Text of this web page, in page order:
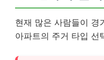
현재 많은 사람들이 경
아파트의 주거 타입 선